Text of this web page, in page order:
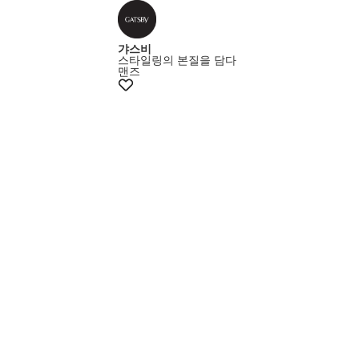
갸스비
스타일링의 본질을 담다
맨즈